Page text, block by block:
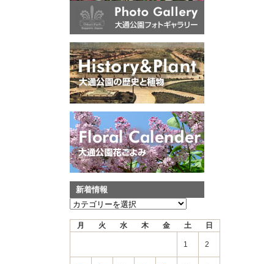
新着情報
新
月 火 水 木 金 土 日
1 2